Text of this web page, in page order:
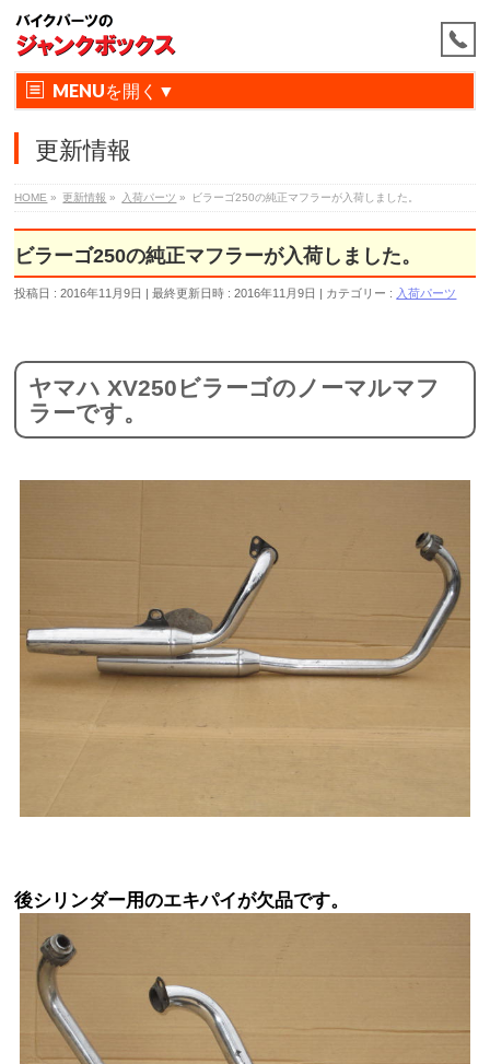
MENU
更新情報
HOME » 更新情報 » 入荷パーツ » ビラーゴ250の純正マフラーが入荷しました。
ビラーゴ250の純正マフラーが入荷しました。
投稿日 : 2016年11月9日 最終更新日時 : 2016年11月9日 カテゴリー : 入荷パーツ
ヤマハ XV250ビラーゴのノーマルマフ
ラーです。
後シリンダー用のエキパイが欠品です。